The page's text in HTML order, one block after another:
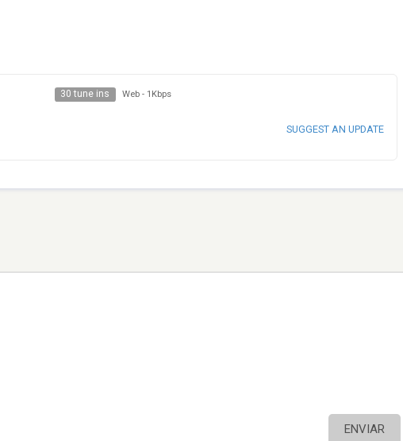
30 tune ins Web - 1Kbps
SUGGEST AN UPDATE
ENVIAR